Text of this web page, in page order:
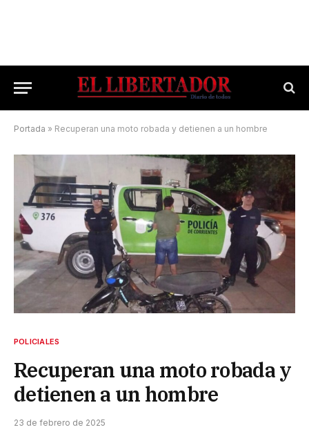
Portada » Recuperan una moto robada y detienen a un hombre
POLICIALES
Recuperan una moto robada y
detienen a un hombre
23 de febrero de 2025